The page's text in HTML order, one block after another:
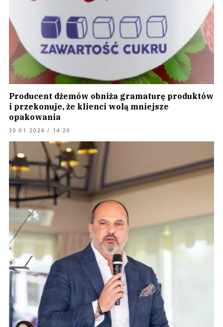
Producent dżemów obniża gramaturę produktów
i przekonuje, że klienci wolą mniejsze
opakowania
30.01.2024 / 14:20